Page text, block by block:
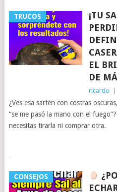
TRUCOS
¡TU
EL
DE
ricardo
¿Ves esa sartén con costras
“se me pasó la mano con el
necesitas tirarla ni comprar otra.
CONSEJOS